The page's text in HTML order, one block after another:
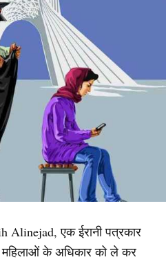
Alinejad, एक ईरानी पत्रकार
महिलाओं के अधिकार को ले कर